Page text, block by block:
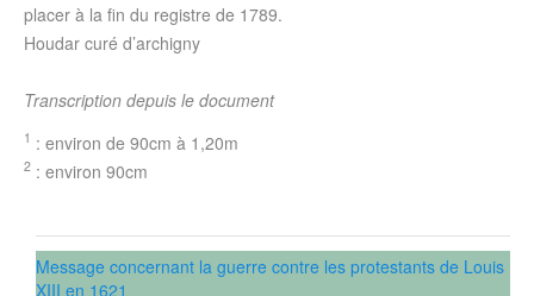
placer à la fin du registre de 1789.
Houdar curé d’archigny
Transcription depuis le document
1 : environ de 90cm à 1,20m
2 : environ 90cm
Message concernant la guerre contre les protestants de Louis
XIII en 1621